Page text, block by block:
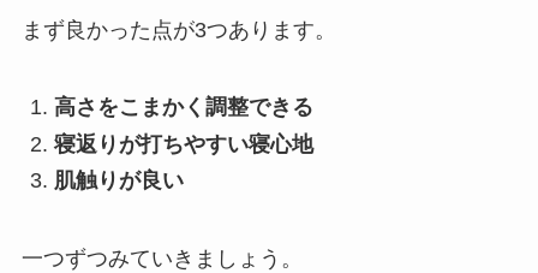
まず良かった点が3つあります。
高さをこまかく調整できる
寝返りが打ちやすい寝心地
肌触りが良い
一つずつみていきましょう。